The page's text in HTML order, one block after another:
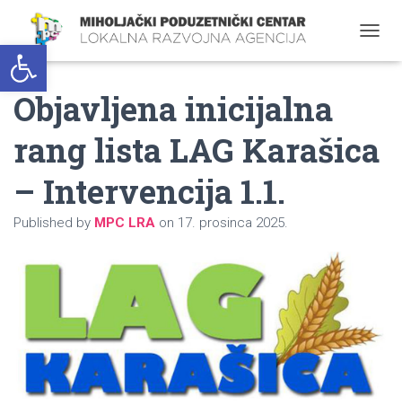
Open toolbar
O
N
A
Objavljena inicijalna
rang lista LAG Karašica
– Intervencija 1.1.
Published by MPC LRA on 17. prosinca 2025.